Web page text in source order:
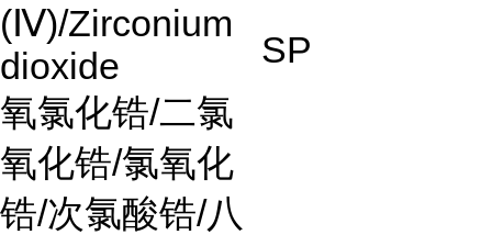
(Ⅳ)/Zirconium
dioxide
SP
氧氯化锆/二氯
氧化锆/氯氧化
锆/次氯酸锆/八